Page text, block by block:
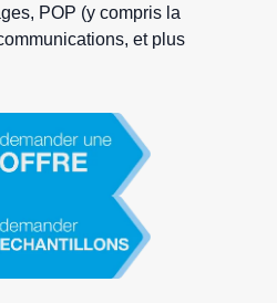
POP (y compris la
et plus